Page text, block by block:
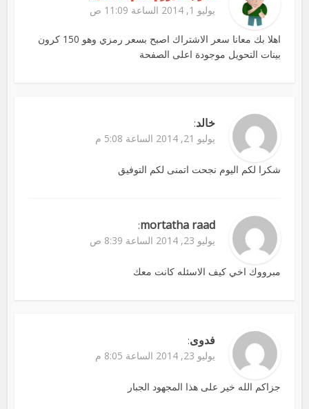
يوليو 1, 2014 الساعة 11:09 ص
اهلا بك معانا سعر الاشتراك اصبح بسعر رمزي وهو 150 كرون
بينات التحويل موجودة اعلى الصفحة
خالد:
يوليو 21, 2014 الساعة 5:08 م
شكرا لكم اليوم نجحت اتمنى لكم التوفيق
mortatha raad
:
يوليو 23, 2014 الساعة 8:39 ص
مبرووك اخي كيف الاسئله كانت معك
فدوى:
يوليو 23, 2014 الساعة 8:05 م
جزاكم الله خير على هذا المجهود الجبار